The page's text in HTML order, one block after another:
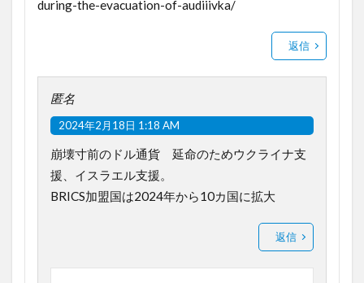
during-the-evacuation-of-audiiivka/
返信
匿名
2024年2月18日 1:18 AM
崩壊寸前のドル通貨 延命のためウクライナ支
援、イスラエル支援。
BRICS加盟国は2024年から10カ国に拡大
返信